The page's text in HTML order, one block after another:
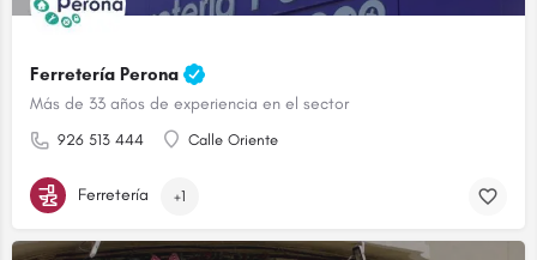
Ferretería Perona
Más de 33 años de experiencia en el sector
926 513 444 Calle Oriente
Ferretería +1